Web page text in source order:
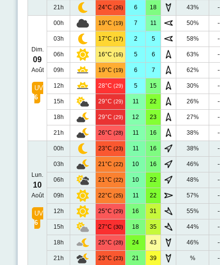
21h 24°C (26) 6 18 43%
Dim.
09
Août
UV
6
00h 19°C (19) 7 11 50%
03h 17°C (17) 2 5 58%
06h 16°C (16) 5 6 63%
09h 19°C (19) 6 7 62%
12h 28°C (29) 5 15 30%
15h 29°C (29) 11 22 26%
18h 29°C (29) 12 23 27%
21h 26°C (28) 11 16 38%
Lun.
10
Août
UV
6
00h 23°C (23) 11 16 38%
03h 21°C (22) 10 16 46%
06h 21°C (22) 10 22 48%
09h 22°C (25) 11 22 57%
12h 25°C (29) 16 31 55%
15h 27°C (30) 18 35 44%
18h 25°C (28) 24 43 46%
21h 23°C (23) 21 39 %